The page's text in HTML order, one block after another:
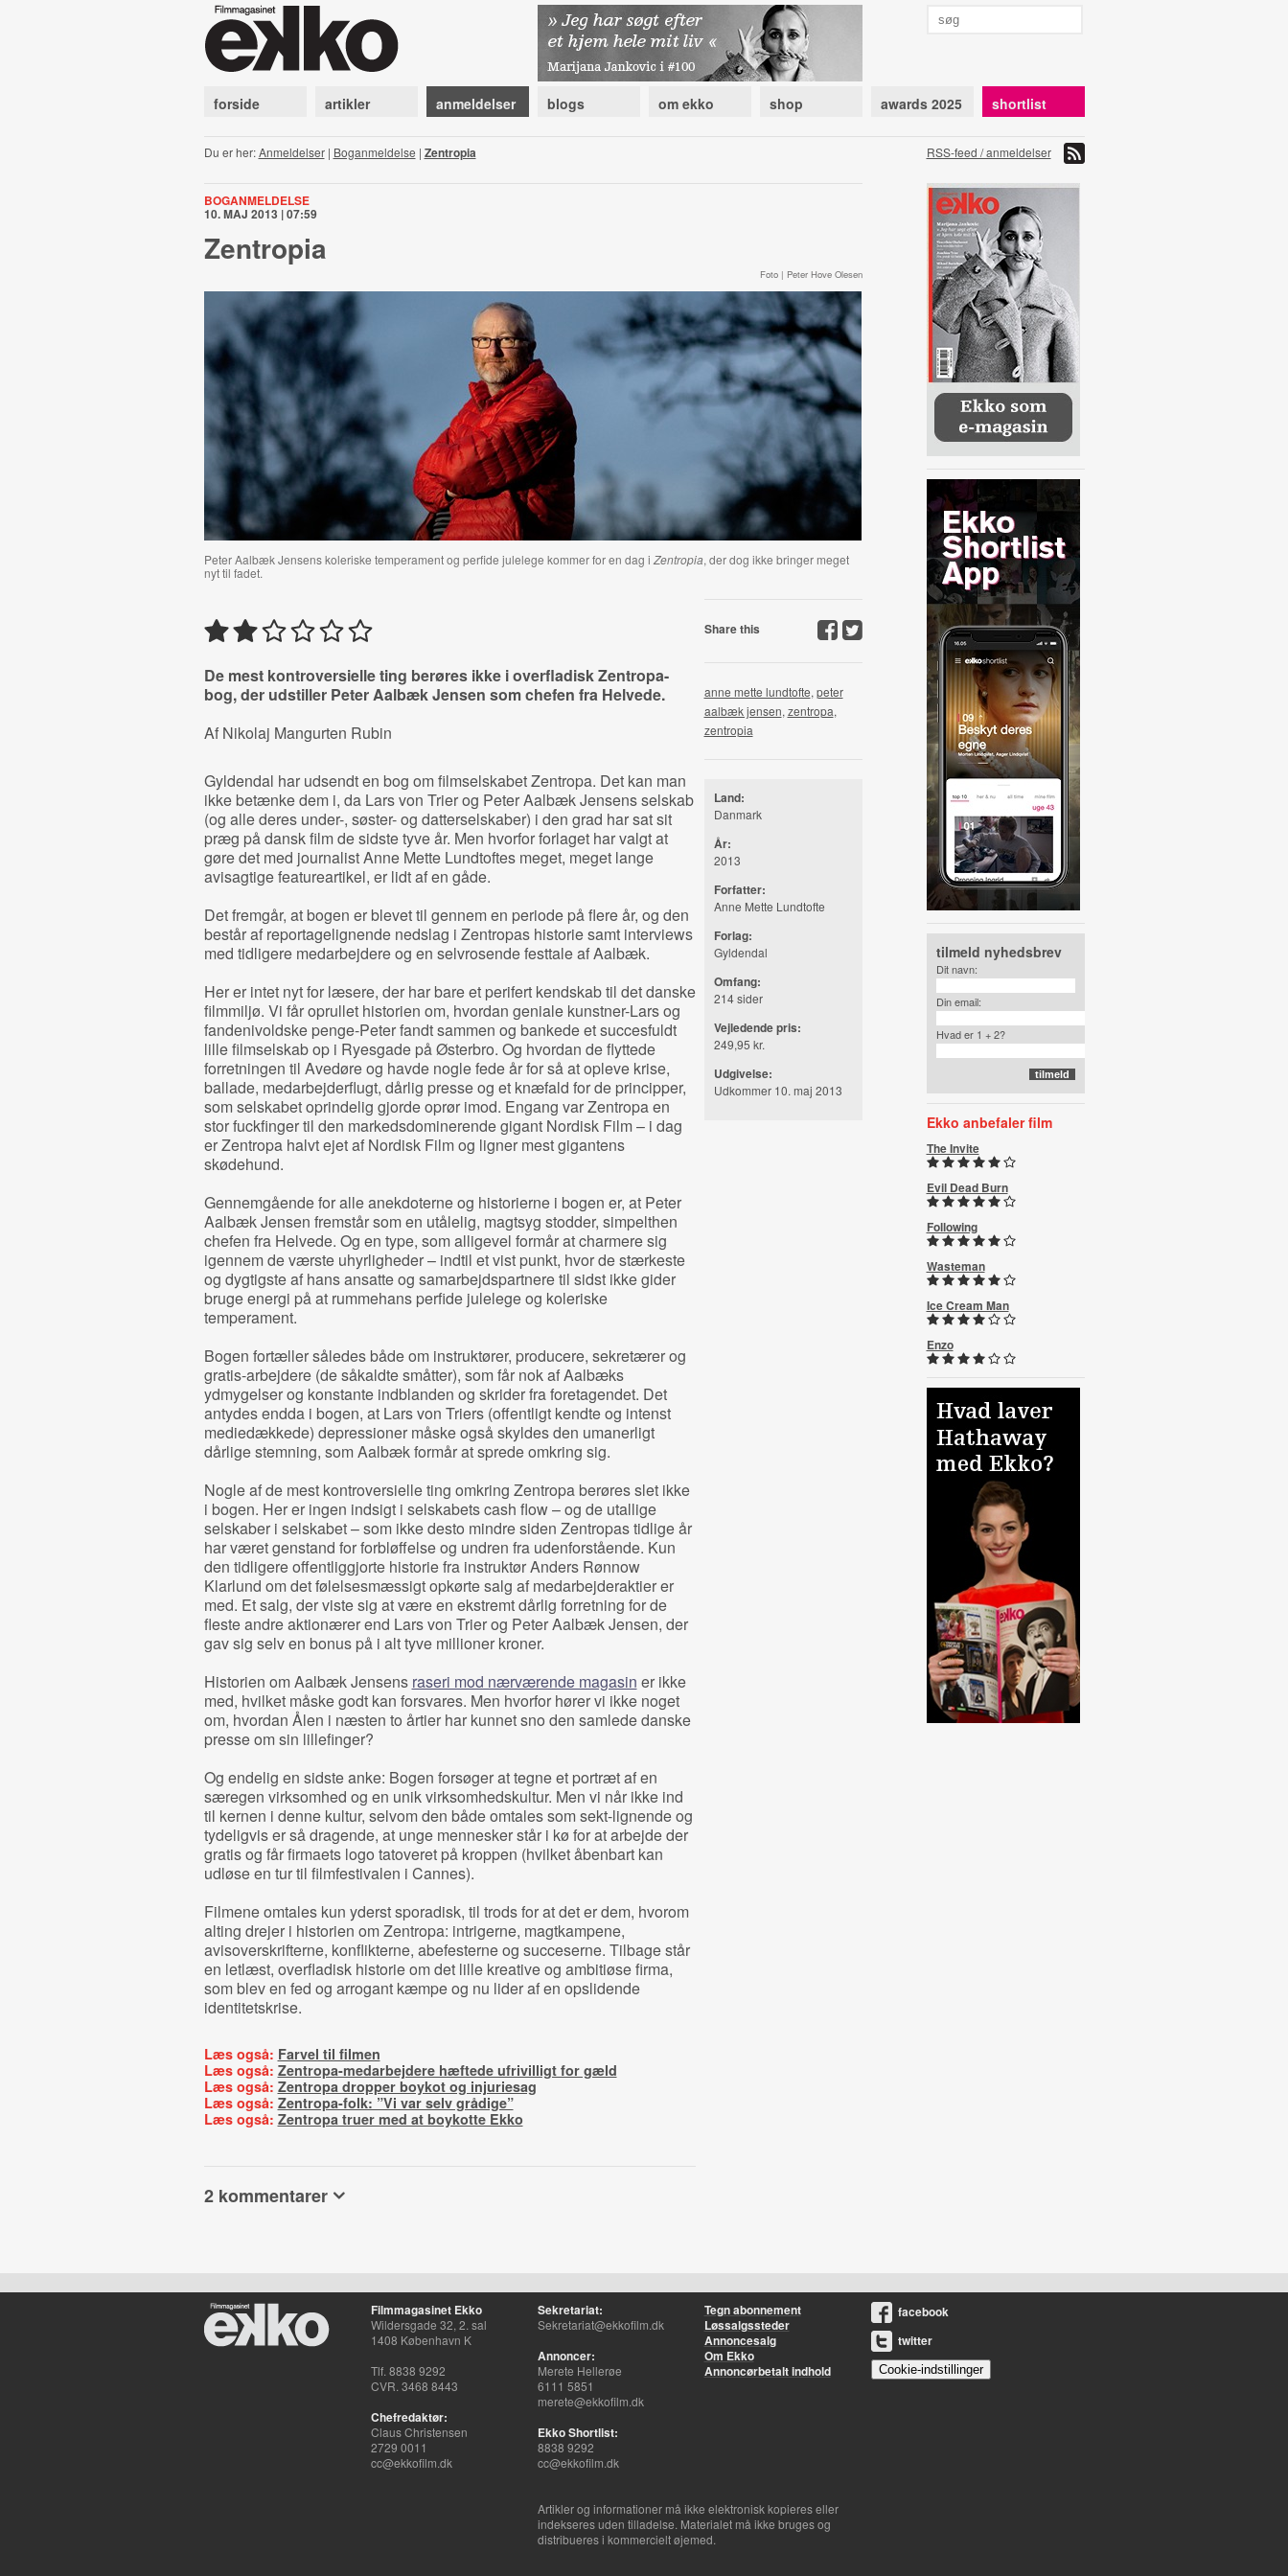
forside artikler anmeldelser blogs om ekko shop awards 2025 shortlist
Du er her:Anmeldelser| Boganmeldelse | Zentropia RSS-feed / anmeldelser
BOGANMELDELSE
10. MAJ 2013 | 07:59
Zentropia
Foto | Peter Hove Olesen
Peter Aalbæk Jensens koleriske temperament og perfide julelege kommer for en dag i Zentropia, der dog ikke bringer meget
nyt til fadet.
De mest kontroversielle ting berøres ikke i overfladisk Zentropa-
bog, der udstiller Peter Aalbæk Jensen som chefen fra Helvede.
Af Nikolaj Mangurten Rubin
Gyldendal har udsendt en bog om filmselskabet Zentropa. Det kan man
ikke betænke dem i, da Lars von Trier og Peter Aalbæk Jensens selskab
(og alle deres under-, søster- og datterselskaber) i den grad har sat sit
præg på dansk film de sidste tyve år. Men hvorfor forlaget har valgt at
gøre det med journalist Anne Mette Lundtoftes meget, meget lange
avisagtige featureartikel, er lidt af en gåde.
Det fremgår, at bogen er blevet til gennem en periode på flere år, og den
består af reportagelignende nedslag i Zentropas historie samt interviews
med tidligere medarbejdere og en selvrosende festtale af Aalbæk.
Her er intet nyt for læsere, der har bare et perifert kendskab til det danske
filmmiljø. Vi får oprullet historien om, hvordan geniale kunstner-Lars og
fandenivoldske penge-Peter fandt sammen og bankede et succesfuldt
lille filmselskab op i Ryesgade på Østerbro. Og hvordan de flyttede
forretningen til Avedøre og havde nogle fede år for så at opleve krise,
ballade, medarbejderflugt, dårlig presse og et knæfald for de principper,
som selskabet oprindelig gjorde oprør imod. Engang var Zentropa en
stor fuckfinger til den markedsdominerende gigant Nordisk Film – i dag
er Zentropa halvt ejet af Nordisk Film og ligner mest gigantens
skødehund.
Gennemgående for alle anekdoterne og historierne i bogen er, at Peter
Aalbæk Jensen fremstår som en utålelig, magtsyg stodder, simpelthen
chefen fra Helvede. Og en type, som alligevel formår at charmere sig
igennem de værste uhyrligheder – indtil et vist punkt, hvor de stærkeste
og dygtigste af hans ansatte og samarbejdspartnere til sidst ikke gider
bruge energi på at rummehans perfide julelege og koleriske
temperament.
Bogen fortæller således både om instruktører, producere, sekretærer og
gratis-arbejdere (de såkaldte småtter), som får nok af Aalbæks
ydmygelser og konstante indblanden og skrider fra foretagendet. Det
antydes endda i bogen, at Lars von Triers (offentligt kendte og intenst
mediedækkede) depressioner måske også skyldes den umanerligt
dårlige stemning, som Aalbæk formår at sprede omkring sig.
Nogle af de mest kontroversielle ting omkring Zentropa berøres slet ikke
i bogen. Her er ingen indsigt i selskabets cash flow – og de utallige
selskaber i selskabet – som ikke desto mindre siden Zentropas tidlige år
har været genstand for forbløffelse og undren fra udenforstående. Kun
den tidligere offentliggjorte historie fra instruktør Anders Rønnow
Klarlund om det følelsesmæssigt opkørte salg af medarbejderaktier er
med. Et salg, der viste sig at være en ekstremt dårlig forretning for de
fleste andre aktionærer end Lars von Trier og Peter Aalbæk Jensen, der
gav sig selv en bonus på i alt tyve millioner kroner.
Historien om Aalbæk Jensens raseri mod nærværende magasin er ikke
med, hvilket måske godt kan forsvares. Men hvorfor hører vi ikke noget
om, hvordan Ålen i næsten to årtier har kunnet sno den samlede danske
presse om sin lillefinger?
Og endelig en sidste anke: Bogen forsøger at tegne et portræt af en
særegen virksomhed og en unik virksomhedskultur. Men vi når ikke ind
til kernen i denne kultur, selvom den både omtales som sekt-lignende og
tydeligvis er så dragende, at unge mennesker står i kø for at arbejde der
gratis og får firmaets logo tatoveret på kroppen (hvilket åbenbart kan
udløse en tur til filmfestivalen i Cannes).
Filmene omtales kun yderst sporadisk, til trods for at det er dem, hvorom
alting drejer i historien om Zentropa: intrigerne, magtkampene,
avisoverskrifterne, konflikterne, abefesterne og succeserne. Tilbage står
en letlæst, overfladisk historie om det lille kreative og ambitiøse firma,
som blev en fed og arrogant kæmpe og nu lider af en opslidende
identitetskrise.
Læs også: Farvel til filmen
Læs også: Zentropa-medarbejdere hæftede ufrivilligt for gæld
Læs også: Zentropa dropper boykot og injuriesag
Læs også: Zentropa-folk: ”Vi var selv grådige”
Læs også: Zentropa truer med at boykotte Ekko
2 kommentarer
Share this
anne mette lundtofte, peter
aalbæk jensen, zentropa,
zentropia
Land:
Danmark
År:
2013
Forfatter:
Anne Mette Lundtofte
Forlag:
Gyldendal
Omfang:
214 sider
Vejledende pris:
249,95 kr.
Udgivelse:
Udkommer 10. maj 2013
tilmeld nyhedsbrev
Dit navn:
Din email:
Hvad er 1 + 2?
Ekko anbefaler film
The Invite
Evil Dead Burn
Following
Wasteman
Ice Cream Man
Enzo
Filmmagasinet Ekko
Wildersgade 32, 2. sal
1408 København K
Tlf. 8838 9292
CVR. 3468 8443
Chefredaktør:
Claus Christensen
2729 0011
cc@ekkofilm.dk
Sekretariat:
Sekretariat@ekkofilm.dk
Annoncer:
Merete Hellerøe
6111 5851
merete@ekkofilm.dk
Ekko Shortlist:
8838 9292
cc@ekkofilm.dk
Tegn abonnement
Løssalgssteder
Annoncesalg
Om Ekko
Annoncørbetalt indhold
facebook
twitter
Cookie-indstillinger
Artikler og informationer må ikke elektronisk kopieres eller
indekseres uden tilladelse. Materialet må ikke bruges og
distribueres i kommercielt øjemed.